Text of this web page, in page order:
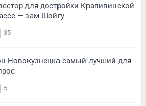
для достройки Крапивинской
— зам Шойгу
35
Новокузнецка самый лучший для
5